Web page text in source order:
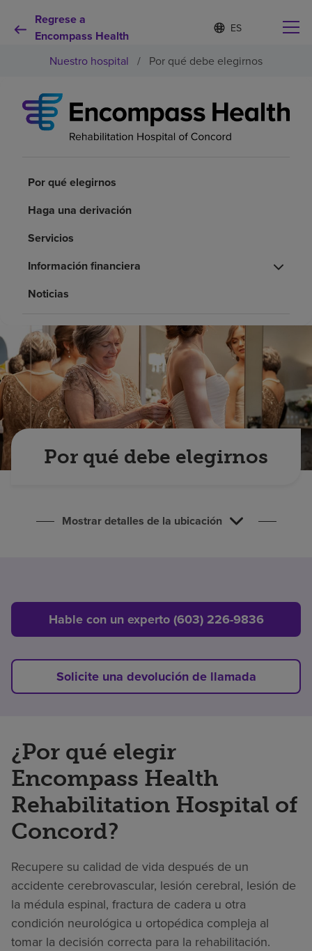
Regrese a
Encompass Health
Lista
de
contraída
d
o
s
e
e
Por qué debe elegirnos
Recursos de salud
Inversores
Empleos
Pagar mi factura
Nuestro hospital / Por qué debe elegirnos
Por qué elegirnos
Haga una derivación
Servicios
Información financiera
Noticias
Por qué debe elegirnos
Mostrar detalles de la ubicación
Hable con un experto (603) 226-9836
Solicite una devolución de llamada
¿Por qué elegir
Encompass Health
Rehabilitation Hospital of
Concord?
Recupere su calidad de vida después de un
accidente cerebrovascular, lesión cerebral, lesión de
la médula espinal, fractura de cadera u otra
condición neurológica u ortopédica compleja al
tomar la decisión correcta para la rehabilitación.